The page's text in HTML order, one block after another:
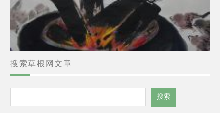
搜索草根网文章
索
搜索